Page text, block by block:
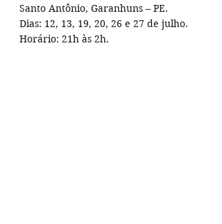
Santo Antônio, Garanhuns – PE.
Dias: 12, 13, 19, 20, 26 e 27 de julho.
Horário: 21h às 2h.